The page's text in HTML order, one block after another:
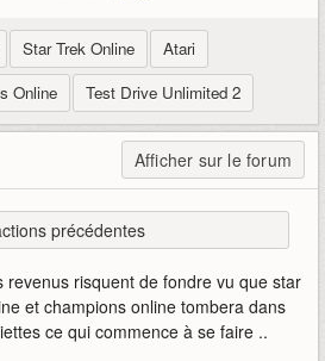
Star Trek Online
Atari
Online
Test Drive Unlimited 2
Afficher sur le forum
précédentes
revenus risquent de fondre vu que star
et champions online tombera dans
ce qui commence à se faire ..